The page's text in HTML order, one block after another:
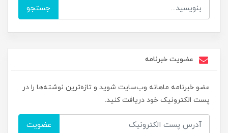
جستجو
عضویت خبرنامه
عضو خبرنامه ماهانه وب‌سایت شوید و تازه‌ترین نوشته‌ها را در
پست الکترونیک خود دریافت کنید.
عضویت